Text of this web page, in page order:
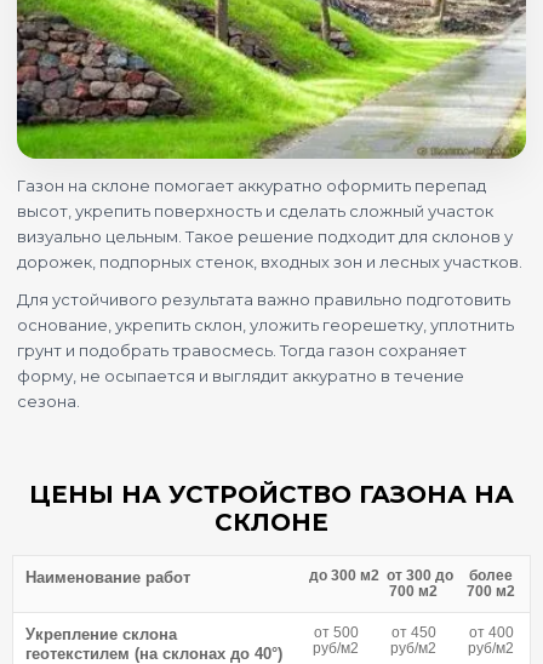
Газон на склоне помогает аккуратно оформить перепад
высот, укрепить поверхность и сделать сложный участок
визуально цельным. Такое решение подходит для склонов у
дорожек, подпорных стенок, входных зон и лесных участков.
Для устойчивого результата важно правильно подготовить
основание, укрепить склон, уложить георешетку, уплотнить
грунт и подобрать травосмесь. Тогда газон сохраняет
форму, не осыпается и выглядит аккуратно в течение
сезона.
ЦЕНЫ НА УСТРОЙСТВО ГАЗОНА НА
СКЛОНЕ
Наименование работ до 300 м2 от 300 до
700 м2
более
700 м2
Укрепление склона
геотекстилем (на склонах до 40°)
от 500
руб/м2
от 450
руб/м2
от 400
руб/м2